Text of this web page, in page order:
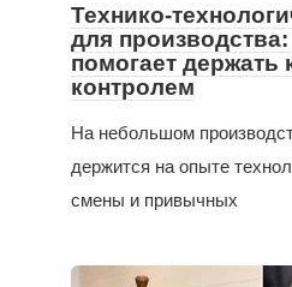
Технико-
для
помогает держать
контролем
На небольшом
держится на опыте
смены и привычных